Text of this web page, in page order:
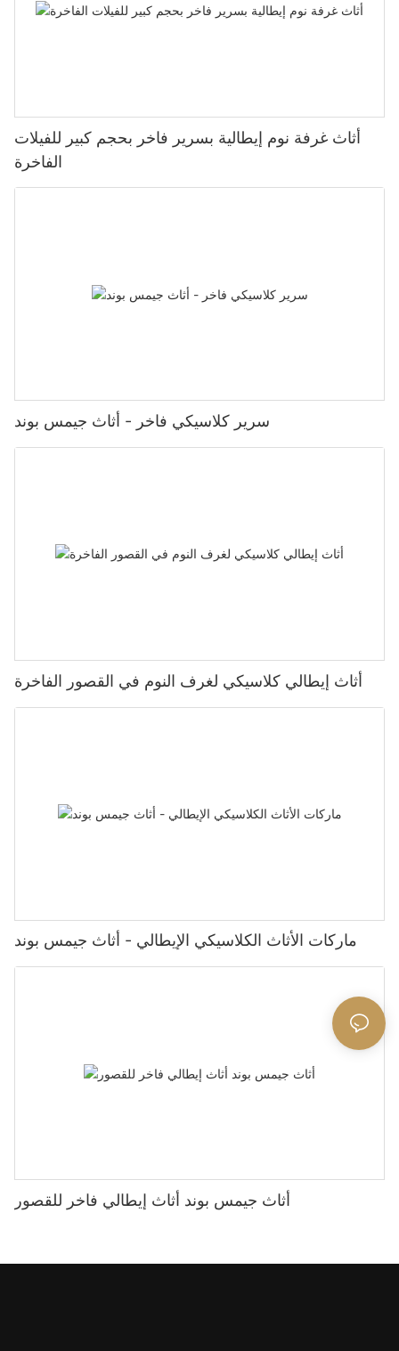
أثاث غرفة نوم إيطالية بسرير فاخر بحجم كبير للفيلات
الفاخرة
سرير كلاسيكي فاخر - أثاث جيمس بوند
أثاث إيطالي كلاسيكي لغرف النوم في القصور الفاخرة
ماركات الأثاث الكلاسيكي الإيطالي - أثاث جيمس بوند
أثاث جيمس بوند أثاث إيطالي فاخر للقصور